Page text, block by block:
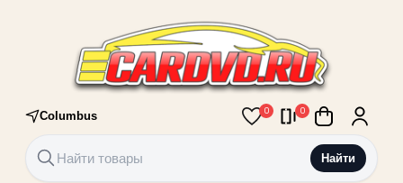
Columbus 0 0
Найти